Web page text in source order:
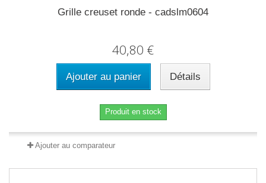
Grille creuset ronde - cadslm0604
40,80 €
Ajouter au panier Détails
Produit en stock
Ajouter au comparateur